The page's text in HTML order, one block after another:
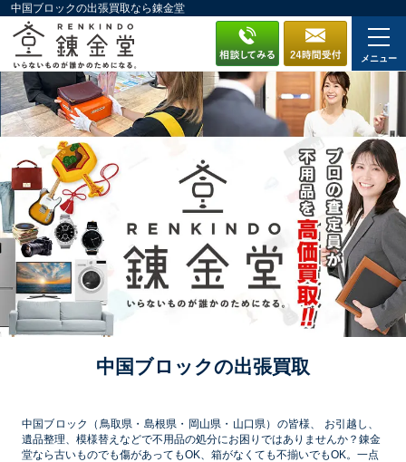
中国ブロックの出張買取なら錬金堂
メニュー
中国ブロックの出張買取
中国ブロック（鳥取県・島根県・岡山県・山口県）の皆様、 お引越し、
遺品整理、模様替えなどで不用品の処分にお困りではありませんか？錬金
堂なら古いものでも傷があってもOK、箱がなくても不揃いでもOK。一点